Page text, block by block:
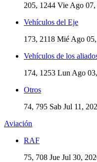
205, 1244 Vie Ago 07,
Vehículos del Eje
173, 2118 Mié Ago
Vehículos de los
174, 1253 Lun Ago
Otros
74, 795 Sab Jul 11,
Aviación
RAF
75, 708 Jue Jul 30,